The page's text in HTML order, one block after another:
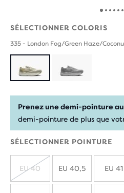
SÉLECTIONNER COLORIS
335 - London Fog/Green Haze/
Prenez une demi-pointure
demi-pointure de plus que
SÉLECTIONNER POINTURE
EU 40 EU 40,5 EU 41